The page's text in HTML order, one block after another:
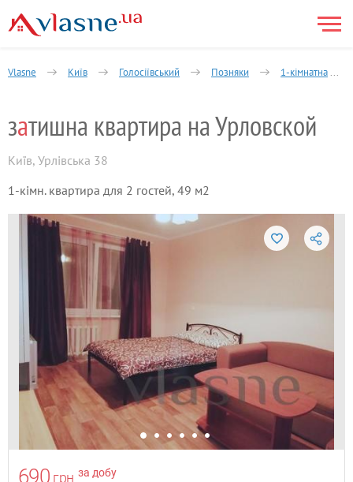
Vlasne Київ Голосіївський Позняки 1-кімнатна
затишна квартира на Урловской
Київ, Урлівська 38
1-кімн. квартира для 2 гостей, 49 м2
690 грн за добу